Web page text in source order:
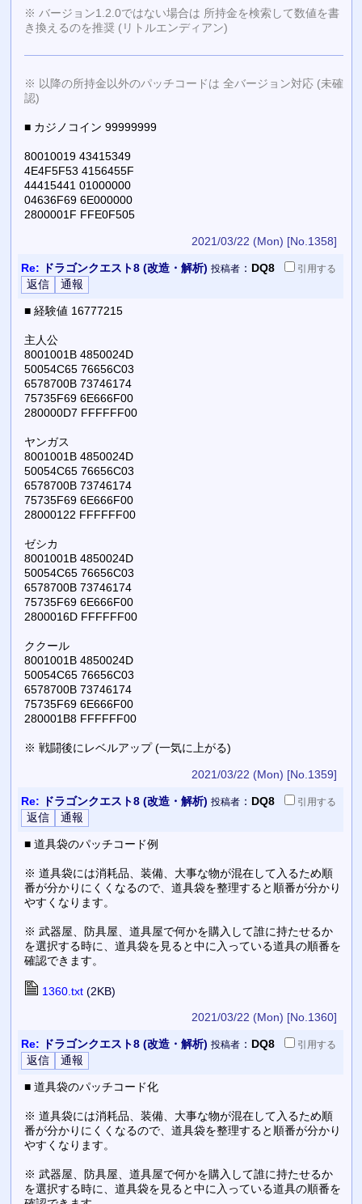
※ バージョン1.2.0ではない場合は 所持金を検索して数値を書
き換えるのを推奨 (リトルエンディアン)
※ 以降の所持金以外のパッチコードは 全バージョン対応 (未確
認)
■ カジノコイン 99999999
80010019 43415349
4E4F5F53 4156455F
44415441 01000000
04636F69 6E000000
2800001F FFE0F505
2021/03/22 (Mon) [No.1358]
Re: ドラゴンクエスト8 (改造・解析) 投稿者： DQ8 引用する
■ 経験値 16777215
主人公
8001001B 4850024D
50054C65 76656C03
6578700B 73746174
75735F69 6E666F00
280000D7 FFFFFF00
ヤンガス
8001001B 4850024D
50054C65 76656C03
6578700B 73746174
75735F69 6E666F00
28000122 FFFFFF00
ゼシカ
8001001B 4850024D
50054C65 76656C03
6578700B 73746174
75735F69 6E666F00
2800016D FFFFFF00
ククール
8001001B 4850024D
50054C65 76656C03
6578700B 73746174
75735F69 6E666F00
280001B8 FFFFFF00
※ 戦闘後にレベルアップ (一気に上がる)
2021/03/22 (Mon) [No.1359]
Re: ドラゴンクエスト8 (改造・解析) 投稿者： DQ8 引用する
■ 道具袋のパッチコード例
※ 道具袋には消耗品、装備、大事な物が混在して入るため順
番が分かりにくくなるので、道具袋を整理すると順番が分かり
やすくなります。
※ 武器屋、防具屋、道具屋で何かを購入して誰に持たせるか
を選択する時に、道具袋を見ると中に入っている道具の順番を
確認できます。
1360.txt(2KB)
2021/03/22 (Mon) [No.1360]
Re: ドラゴンクエスト8 (改造・解析) 投稿者： DQ8 引用する
■ 道具袋のパッチコード化
※ 道具袋には消耗品、装備、大事な物が混在して入るため順
番が分かりにくくなるので、道具袋を整理すると順番が分かり
やすくなります。
※ 武器屋、防具屋、道具屋で何かを購入して誰に持たせるか
を選択する時に、道具袋を見ると中に入っている道具の順番を